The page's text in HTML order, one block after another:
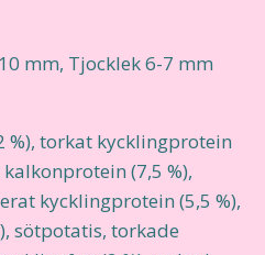
mm, Tjocklek 6-7 mm
%), torkat kycklingprotein
(7,5 %),
kycklingprotein (5,5 %),
sötpotatis, torkade